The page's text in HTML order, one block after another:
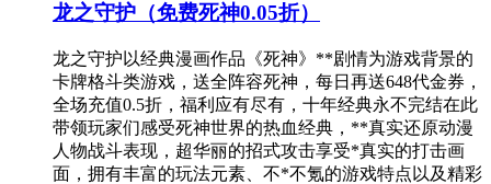
龙之守护（免费死神0.05折）
龙之守护以经典漫画作品《死神》**剧情为游戏背景的
卡牌格斗类游戏，送全阵容死神，每日再送648代金券，
全场充值0.5折，福利应有尽有，十年经典永不完结在此
带领玩家们感受死神世界的热血经典，**真实还原动漫
人物战斗表现，超华丽的招式攻击享受*真实的打击画
面，拥有丰富的玩法元素、不*不氪的游戏特点以及精彩